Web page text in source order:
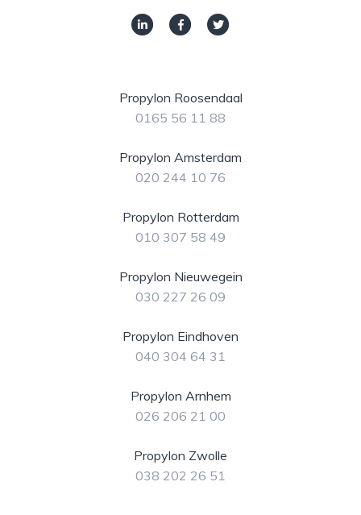
Propylon Roosendaal
0165 56 11 88
Propylon Amsterdam
020 244 10 76
Propylon Rotterdam
010 307 58 49
Propylon Nieuwegein
030 227 26 09
Propylon Eindhoven
040 304 64 31
Propylon Arnhem
026 206 21 00
Propylon Zwolle
038 202 26 51